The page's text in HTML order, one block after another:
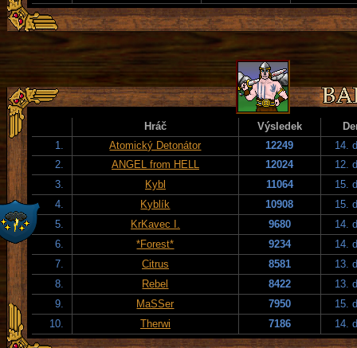
Hráč Výsledek
1.
Atomický Detonátor 12249
14.
2.
ANGEL from HELL 12024
12.
3.
Kybl 11064
15.
4.
Kyblík 10908
15.
5.
KrKavec I. 9680
14.
6.
*Forest* 9234
14.
7.
Citrus 8581
13.
8.
Rebel 8422
13.
9.
MaSSer 7950
15.
10.
Therwi 7186 14.